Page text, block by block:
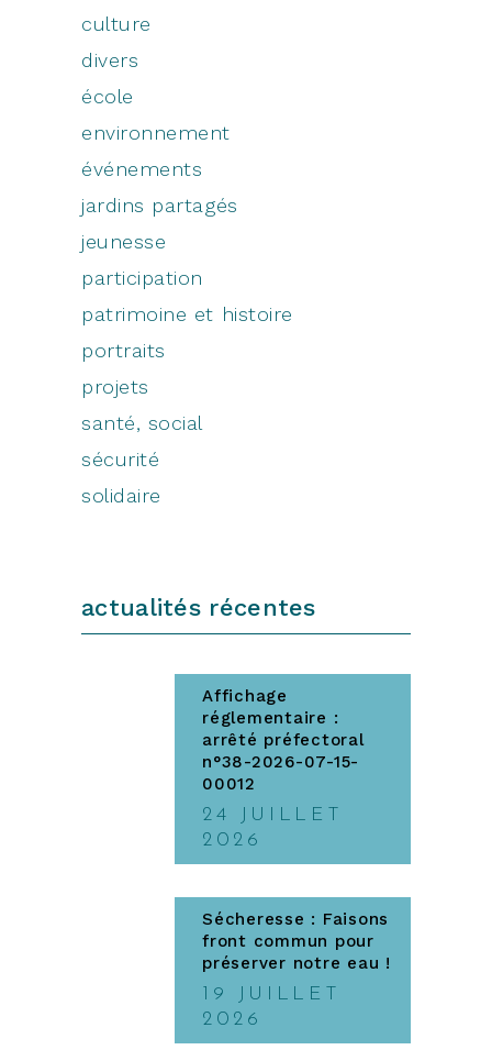
culture
divers
école
environnement
événements
jardins partagés
jeunesse
participation
patrimoine et histoire
portraits
projets
santé, social
sécurité
solidaire
actualités récentes
Affichage
réglementaire :
arrêté préfectoral
n°38-2026-07-15-
00012
24 JUILLET
2026
Sécheresse : Faisons
front commun pour
préserver notre eau !
19 JUILLET
2026